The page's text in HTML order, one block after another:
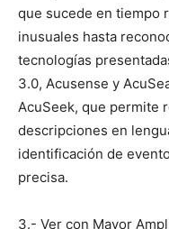
que sucede en tiempo
inusuales hasta
tecnologías
3.0, Acusense y
AcuSeek, que permite
descripciones en
identificación de
precisa.
3.- Ver con Mayor